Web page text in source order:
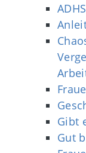
Gibt
Gut